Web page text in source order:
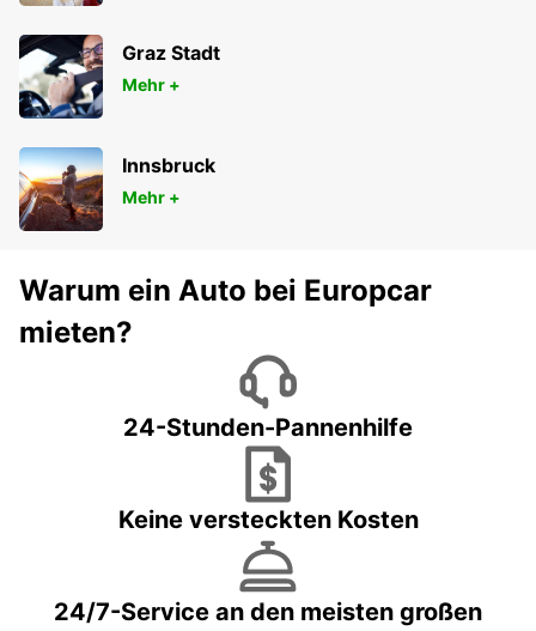
Graz Stadt
Mehr +
Innsbruck
Mehr +
Warum ein Auto bei Europcar
mieten?
24-Stunden-Pannenhilfe
Keine versteckten Kosten
24/7-Service an den meisten großen